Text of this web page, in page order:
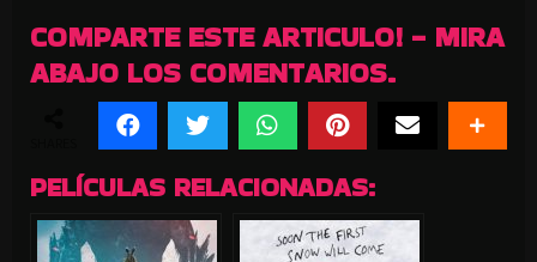
COMPARTE ESTE ARTICULO! - MIRA
ABAJO LOS COMENTARIOS.
PELÍCULAS RELACIONADAS: